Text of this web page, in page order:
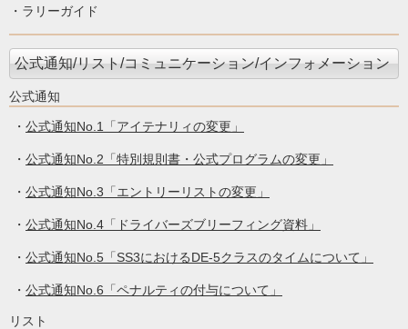
・ラリーガイド
公式通知/リスト/コミュニケーション/インフォメーション
公式通知
・ 公式通知No.1「アイテナリィの変更」
・ 公式通知No.2「特別規則書・公式プログラムの変更」
・ 公式通知No.3「エントリーリストの変更」
・ 公式通知No.4「ドライバーズブリーフィング資料」
・ 公式通知No.5「SS3におけるDE-5クラスのタイムについて」
・ 公式通知No.6「ペナルティの付与について」
リスト